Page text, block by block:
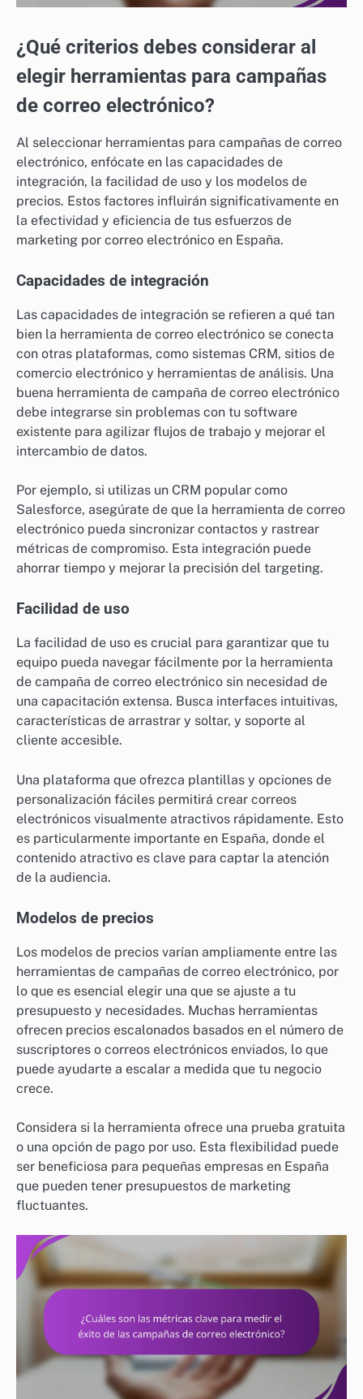
¿Qué criterios debes considerar al
elegir herramientas para campañas
de correo electrónico?
Al seleccionar herramientas para campañas de correo
electrónico, enfócate en las capacidades de
integración, la facilidad de uso y los modelos de
precios. Estos factores influirán significativamente en
la efectividad y eficiencia de tus esfuerzos de
marketing por correo electrónico en España.
Capacidades de integración
Las capacidades de integración se refieren a qué tan
bien la herramienta de correo electrónico se conecta
con otras plataformas, como sistemas CRM, sitios de
comercio electrónico y herramientas de análisis. Una
buena herramienta de campaña de correo electrónico
debe integrarse sin problemas con tu software
existente para agilizar flujos de trabajo y mejorar el
intercambio de datos.
Por ejemplo, si utilizas un CRM popular como
Salesforce, asegúrate de que la herramienta de correo
electrónico pueda sincronizar contactos y rastrear
métricas de compromiso. Esta integración puede
ahorrar tiempo y mejorar la precisión del targeting.
Facilidad de uso
La facilidad de uso es crucial para garantizar que tu
equipo pueda navegar fácilmente por la herramienta
de campaña de correo electrónico sin necesidad de
una capacitación extensa. Busca interfaces intuitivas,
características de arrastrar y soltar, y soporte al
cliente accesible.
Una plataforma que ofrezca plantillas y opciones de
personalización fáciles permitirá crear correos
electrónicos visualmente atractivos rápidamente. Esto
es particularmente importante en España, donde el
contenido atractivo es clave para captar la atención
de la audiencia.
Modelos de precios
Los modelos de precios varían ampliamente entre las
herramientas de campañas de correo electrónico, por
lo que es esencial elegir una que se ajuste a tu
presupuesto y necesidades. Muchas herramientas
ofrecen precios escalonados basados en el número de
suscriptores o correos electrónicos enviados, lo que
puede ayudarte a escalar a medida que tu negocio
crece.
Considera si la herramienta ofrece una prueba gratuita
o una opción de pago por uso. Esta flexibilidad puede
ser beneficiosa para pequeñas empresas en España
que pueden tener presupuestos de marketing
fluctuantes.